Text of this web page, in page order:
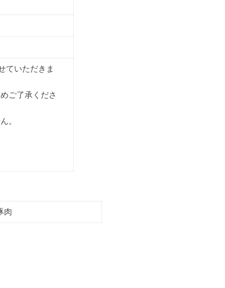
ていただきま
ご了承くださ
。
肉